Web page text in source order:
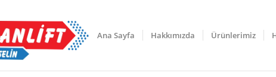
Ana Sayfa Hakkımızda Ürünlerimiz